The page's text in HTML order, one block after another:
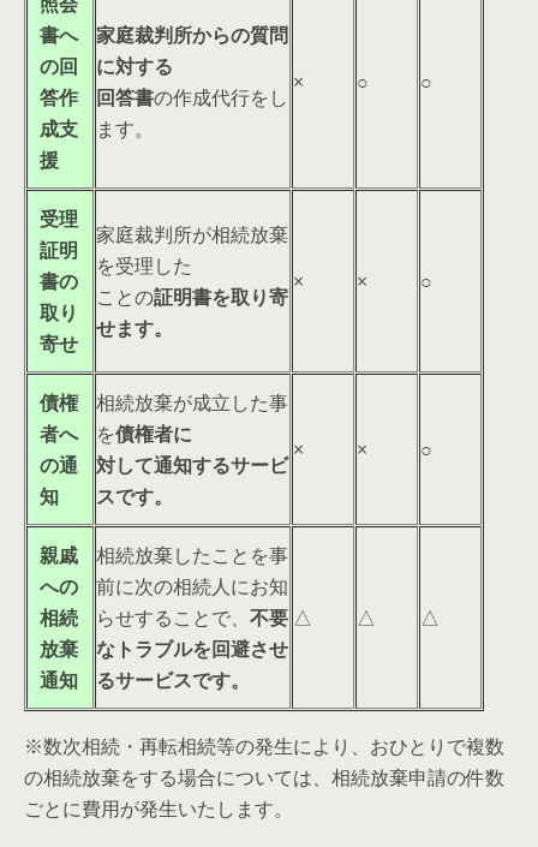
書へ
の回
答作
成支
援
家庭裁判所からの質問
に対する
回答書の作成代行をし
ます。
× ○ ○
受理
証明
書の
取り
寄せ
家庭裁判所が相続放棄
を受理した
ことの証明書を取り寄
せます。
× × ○
債権
者へ
の通
知
相続放棄が成立した事
を債権者に
対して通知するサービ
スです。
× × ○
親戚
への
相続
放棄
通知
相続放棄したことを事
前に次の相続人にお知
らせすることで、 不要
なトラブルを回避させ
るサービスです。
△ △ △
※数次相続・再転相続等の発生により、おひとりで複数
の相続放棄をする場合については、相続放棄申請の件数
ごとに費用が発生いたします。